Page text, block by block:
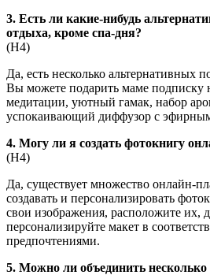
3. Есть ли какие-нибудь
отдыха, кроме спа-дня?
(Н4)
Да, есть несколько альтернативных
Вы можете подарить маме подписку
медитации, уютный гамак, набор
успокаивающий диффузор с
4. Могу ли я создать фотокнигу
(Н4)
Да, существует множество онлайн-
создавать и персонализировать
свои изображения, расположите их,
персонализируйте макет в
предпочтениями.
5. Можно ли объединить несколько